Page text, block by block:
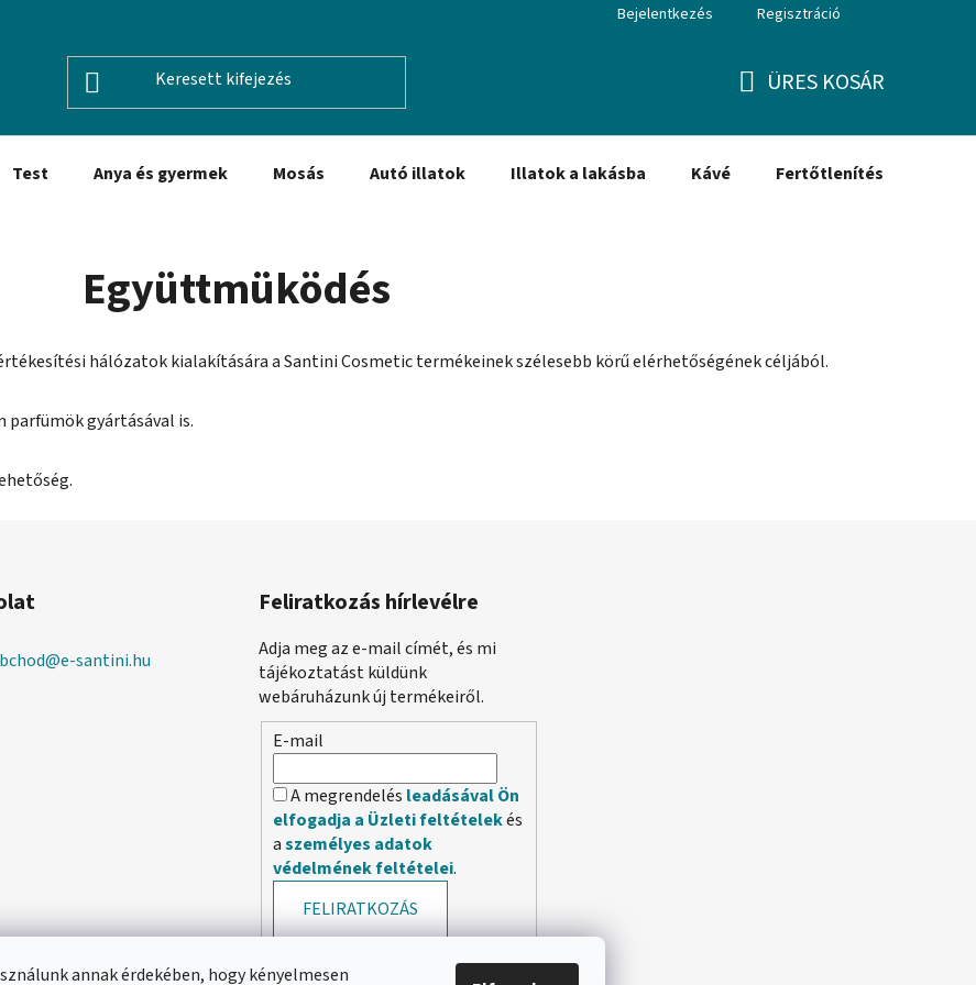
annak érdekében, hogy kényelmesen
Bejelentkezés Regisztráció
ÜRES KOSÁR
Test Anya és gyermek Mosás Autó illatok Illatok a lakásba Kávé Fertőtlenítés
Együttmüködés
hálózatok kialakítására a Santini Cosmetic termékeinek szélesebb körű elérhetőségének céljából.
gyártásával is.
@e-santini.hu
Feliratkozás hírlevélre
Adja meg az e-mail címét, és mi
tájékoztatást küldünk
webáruházunk új termékeiről.
E-mail
A megrendelés leadásával Ön
elfogadja a Üzleti feltételekés
aszemélyes adatok
védelmének feltételei.
FELIRATKOZÁS